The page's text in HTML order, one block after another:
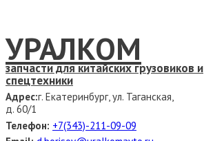
УРАЛКОМ
запчасти для китайских грузовиков и
спецтехники
Адрес:г. Екатеринбург, ул. Таганская,
д. 60/1
Телефон: +7(343)-211-09-09